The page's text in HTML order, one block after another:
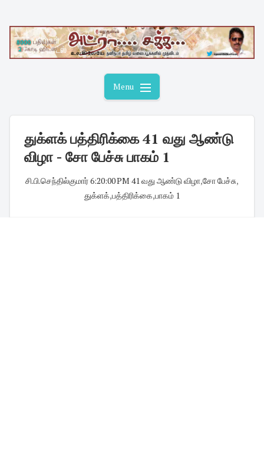
content
Menu
துக்ளக் பத்திரிக்கை 41 வது ஆண்டு
விழா - சோ பேச்சு பாகம் 1
சி.பி.செந்தில்குமார்6:20:00 PM 41 வது ஆண்டு விழா,சோ பேச்சு,
துக்ளக்,பத்திரிக்கை,பாகம் 1